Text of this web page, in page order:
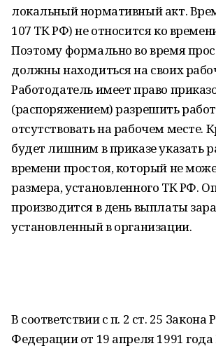
локальный нормативный акт.
107 ТК РФ) не относится ко
Поэтому формально во время
должны находиться на своих
Работодатель имеет право
(распоряжением) разрешить
отсутствовать на рабочем месте.
будет лишним в приказе указать
времени простоя, который не
размера, установленного ТК РФ.
производится в день выплаты
установленный в организации.
В соответствии с п. 2 ст. 25 Закона
Федерации от 19 апреля 1991